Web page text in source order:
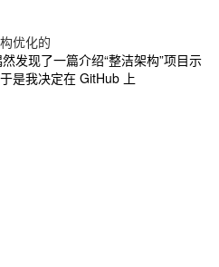
优化的
发现了一篇介绍“整洁架构”项目示
是我决定在 GitHub 上